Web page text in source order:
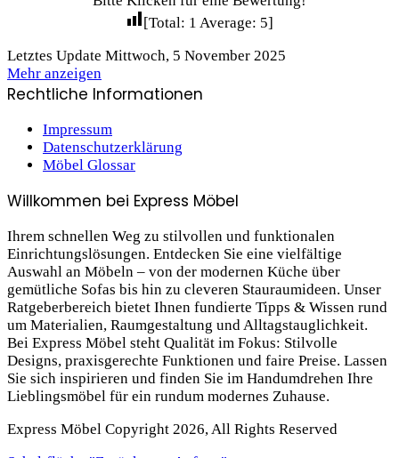
[Total: 1 Average: 5]
Letztes Update Mittwoch, 5 November 2025
Mehr anzeigen
Rechtliche Informationen
Impressum
Datenschutzerklärung
Möbel Glossar
Willkommen bei Express Möbel
Ihrem schnellen Weg zu stilvollen und funktionalen
Einrichtungslösungen. Entdecken Sie eine vielfältige
Auswahl an Möbeln – von der modernen Küche über
gemütliche Sofas bis hin zu cleveren Stauraum­ideen. Unser
Ratgeberbereich bietet Ihnen fundierte Tipps & Wissen rund
um Materialien, Raumgestaltung und Alltagstauglichkeit.
Bei Express Möbel steht Qualität im Fokus: Stilvolle
Designs, praxis­gerechte Funktionen und faire Preise. Lassen
Sie sich inspirieren und finden Sie im Handumdrehen Ihre
Lieblings­möbel für ein rundum modernes Zuhause.
Express Möbel Copyright 2026, All Rights Reserved